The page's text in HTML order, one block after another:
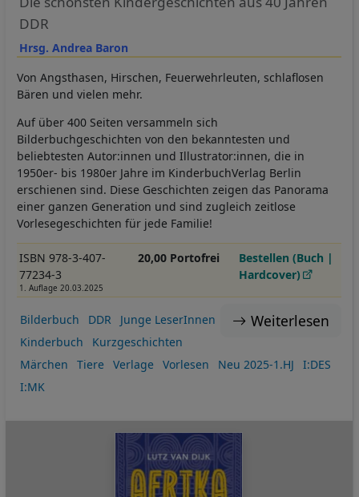
Hrsg. Andrea Baron
DDR
Von Angsthasen, Hirschen, Feuerwehrleuten, schlaflosen
Bären und vielen mehr.
Auf über 400 Seiten versammeln sich
Bilderbuchgeschichten von den bekanntesten und
beliebtesten Autor:innen und Illustrator:innen, die in
1950er- bis 1980er Jahre im KinderbuchVerlag Berlin
erschienen sind. Diese Geschichten zeigen das Panorama
einer ganzen Generation und sind zugleich zeitlose
Vorlesegeschichten für jede Familie!
ISBN 978-3-407-
77234-3
1. Auflage 20.03.2025
20,00 Portofrei
Bestellen (Buch |
Hardcover)
Weiterlesen
Bilderbuch DDR
Junge LeserInnen
Kinderbuch
Kurzgeschichten
Märchen
Tiere Verlage Vorlesen Neu 2025-1.HJ
I:DES
I:MK